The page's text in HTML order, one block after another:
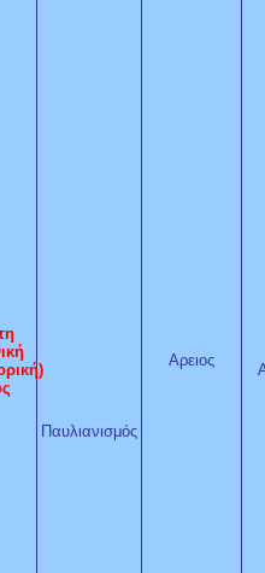
Αρειος
Παυλιανισμός